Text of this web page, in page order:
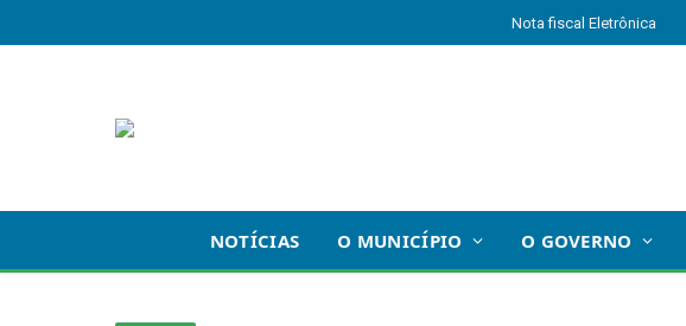
Nota fiscal Eletrônica
NOTÍCIAS O MUNICÍPIO O GOVERNO